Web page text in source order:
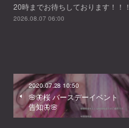
20時までお待ちしております！！！
2026.08.07 06:00
2020.07.28 10:50
🌸🦋桜 バースデーイベント
告知🦋🌸